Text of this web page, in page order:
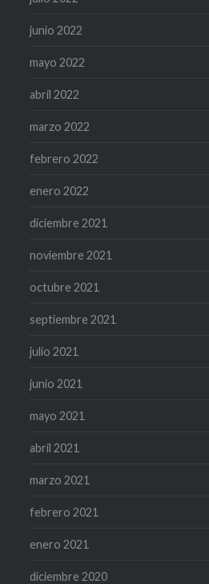
junio 2022
mayo 2022
abril 2022
marzo 2022
febrero 2022
enero 2022
diciembre 2021
noviembre 2021
octubre 2021
septiembre 2021
julio 2021
junio 2021
mayo 2021
abril 2021
marzo 2021
febrero 2021
enero 2021
diciembre 2020